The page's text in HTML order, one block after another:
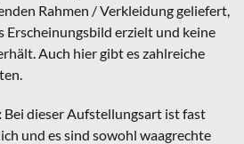
Rahmen / Verkleidung geliefert,
Erscheinungsbild erzielt und keine
Auch hier gibt es zahlreiche
Bei dieser Aufstellungsart ist fast
und es sind sowohl waagrechte